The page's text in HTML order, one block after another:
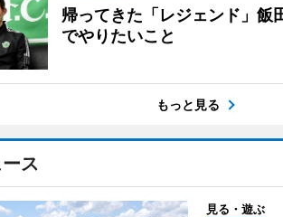
帰ってきた「レジェンド」飯
でやりたいこと
もっと見る
ス
見る・遊ぶ